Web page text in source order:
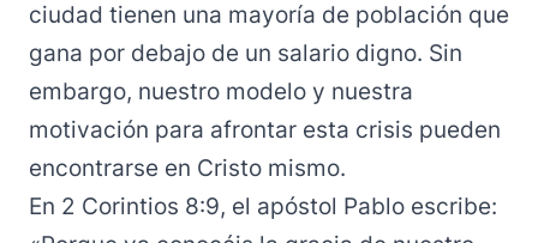
ciudad tienen una mayoría de población que
gana por debajo de un salario digno. Sin
embargo, nuestro modelo y nuestra
motivación para afrontar esta crisis pueden
encontrarse en Cristo mismo.
En 2 Corintios 8:9, el apóstol Pablo escribe: